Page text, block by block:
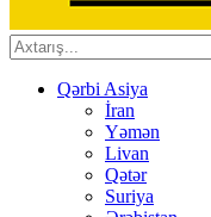
Qərbi Asiya
İran
Yəmən
Livan
Qətər
Suriya